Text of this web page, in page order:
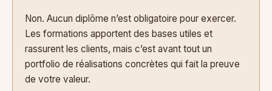
Non. Aucun diplôme n’est obligatoire pour exercer.
Les formations apportent des bases utiles et
rassurent les clients, mais c’est avant tout un
portfolio de réalisations concrètes qui fait la preuve
de votre valeur.